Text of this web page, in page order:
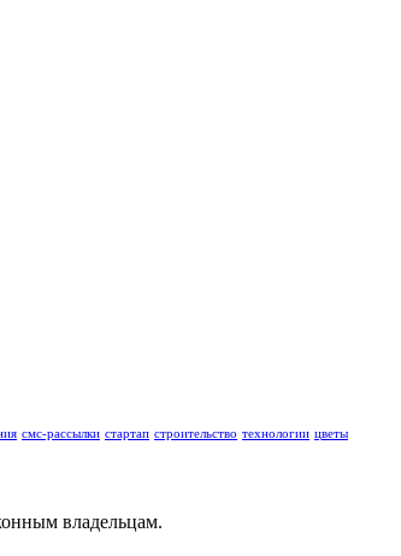
смс-рассылки стартап строительство технологии цветы
владельцам.